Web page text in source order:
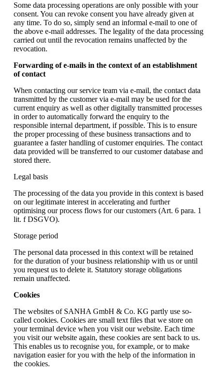
Some data processing operations are only possible with your
consent. You can revoke consent you have already given at
any time. To do so, simply send an informal e-mail to one of
the above e-mail addresses. The legality of the data processing
carried out until the revocation remains unaffected by the
revocation.
Forwarding of e-mails in the context of an establishment
of contact
When contacting our service team via e-mail, the contact data
transmitted by the customer via e-mail may be used for the
current enquiry as well as other digitally transmitted processes
in order to automatically forward the enquiry to the
responsible internal department, if possible. This is to ensure
the proper processing of these business transactions and to
guarantee a faster handling of customer enquiries. The contact
data provided will be transferred to our customer database and
stored there.
Legal basis
The processing of the data you provide in this context is based
on our legitimate interest in accelerating and further
optimising our process flows for our customers (Art. 6 para. 1
lit. f DSGVO).
Storage period
The personal data processed in this context will be retained
for the duration of your business relationship with us or until
you request us to delete it. Statutory storage obligations
remain unaffected.
Cookies
The websites of SANHA GmbH & Co. KG partly use so-
called cookies. Cookies are small text files that we store on
your terminal device when you visit our website. Each time
you visit our website again, these cookies are sent back to us.
This enables us to recognise you, for example, or to make
navigation easier for you with the help of the information in
the cookies.